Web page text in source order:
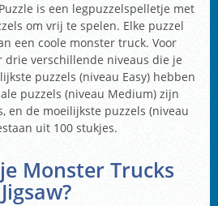
is een legpuzzelspelletje met
om vrij te spelen. Elke puzzel
een coole monster truck. Voor
drie verschillende niveaus die je
puzzels (niveau Easy) hebben
puzzels (niveau Medium) zijn
en de moeilijkste puzzels (niveau
uit 100 stukjes.
Monster Trucks
Jigsaw?